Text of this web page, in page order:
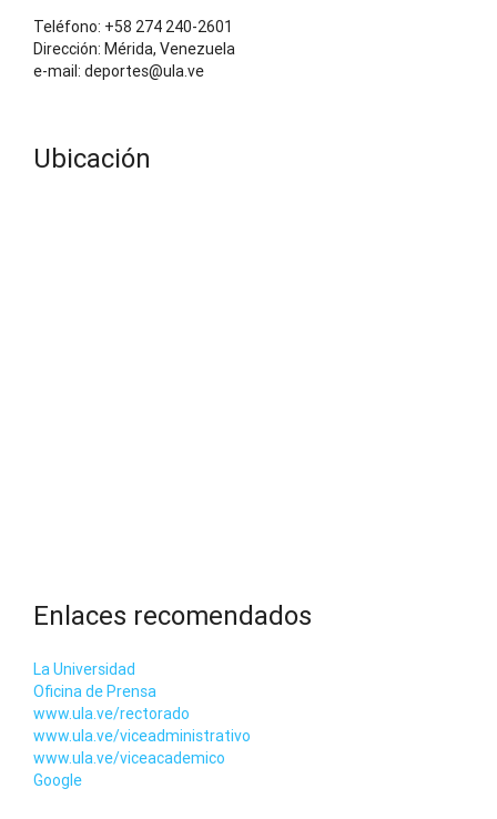
Teléfono: +58 274 240-2601
Dirección: Mérida, Venezuela
e-mail: deportes@ula.ve
Ubicación
Enlaces recomendados
La Universidad
Oficina de Prensa
www.ula.ve/rectorado
www.ula.ve/viceadministrativo
www.ula.ve/viceacademico
Google